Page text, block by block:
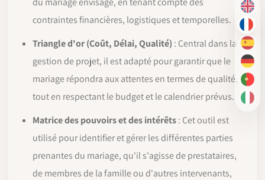
EN
FR
ES
DE
PT-
IT
contraintes financières, logistiques et temporelles.
Triangle d'or (Coût, Délai, Qualité): Central dans la
gestion de projet, il est adapté pour garantir que le
mariage répondra aux attentes en termes de qualité,
tout en respectant le budget et le calendrier prévus.
Matrice des pouvoirs et des intérêts: Cet outil est
utilisé pour identifier et gérer les différentes parties
prenantes du mariage, qu'il s'agisse de prestataires,
de membres de la famille ou d'autres intervenants,